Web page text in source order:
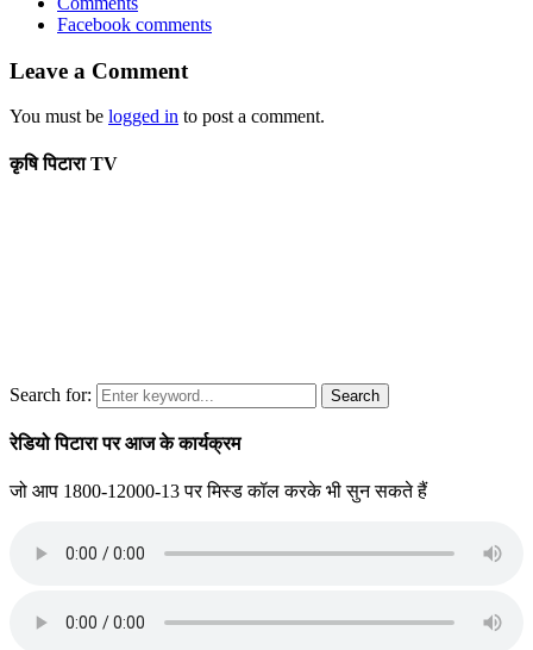
Facebook comments
Leave a Comment
You must be logged in to post a comment.
कृषि पिटारा TV
Search for: Search
रेडियो पिटारा पर आज के कार्यक्रम
जो आप 1800-12000-13 पर मिस्ड कॉल करके भी सुन सकते हैं